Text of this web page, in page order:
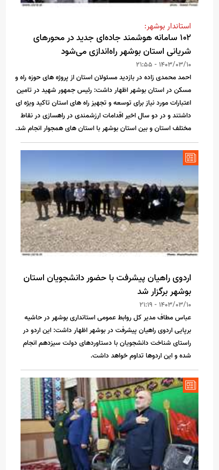
استاندار بوشهر:
۱۰۲ سامانه هوشمند جاده‌ای جدید در محور‌های
شریانی استان بوشهر راه‌اندازی می‌شود
1403/03/10 - 21:55
احمد محمدی زاده در بازدید مسئولان استان از پروژه های حوزه راه و
مسکن در استان بوشهر اظهار داشت: رئیس جمهور شهید در تامین
اعتبارات مورد نیاز برای توسعه و تجهیز راه های استان تاکید ویژه ای
داشتند و در دو سال اخیر اقدامات ارزشمندی در راهسازی در نقاط
مختلف استان و بین استان بوشهر با استان های همجوار انجام شد.
اردوی راهیان پیشرفت با حضور دانشجویان استان
بوشهر برگزار شد
1403/03/10 - 21:19
عباس مطاف مدیر کل روابط عمومی استانداری بوشهر در حاشیه
برپایی اردوی راهیان پیشرفت در بوشهر اظهار داشت: این اردو در
راستای شناخت دانشجویان با دستاوردهای دولت سیزدهم انجام
شده و این اردوها تداوم خواهد داشت.